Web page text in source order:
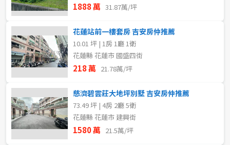
1888 萬 31.87萬/坪
花蓮站前一樓套房 吉安房仲推薦
10.01 坪 | 1房 1廳 1衛
花蓮縣 花蓮市 國盛四街
218 萬 21.78萬/坪
慈濟碧雲莊大地坪別墅 吉安房仲推薦
73.49 坪 | 4房 2廳 5衛
花蓮縣 花蓮市 建興街
1580 萬 21.5萬/坪